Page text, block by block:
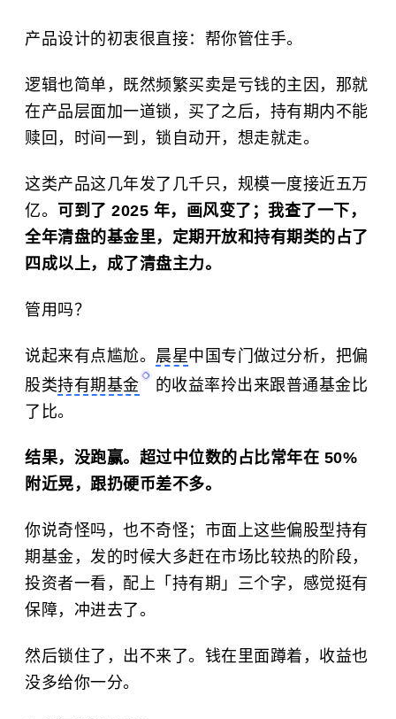
产品设计的初衷很直接：帮你管住手。
逻辑也简单，既然频繁买卖是亏钱的主因，那就
在产品层面加一道锁，买了之后，持有期内不能
赎回，时间一到，锁自动开，想走就走。
这类产品这几年发了几千只，规模一度接近五万
亿。 可到了 2025 年，画风变了；我查了一下，
全年清盘的基金里，定期开放和持有期类的占了
四成以上，成了清盘主力。
管用吗？
说起来有点尴尬。 晨星中国专门做过分析，把偏
股类持有期基金
的收益率拎出来跟普通基金比
了比。
结果，没跑赢。超过中位数的占比常年在 50%
附近晃，跟扔硬币差不多。
你说奇怪吗，也不奇怪；市面上这些偏股型持有
期基金，发的时候大多赶在市场比较热的阶段，
投资者一看，配上「持有期」三个字，感觉挺有
保障，冲进去了。
然后锁住了，出不来了。钱在里面蹲着，收益也
没多给你一分。